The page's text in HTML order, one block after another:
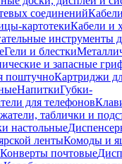
соединений
картотекиКабели и
инструменты
Гели и блестки
и запасные
поштучноКартриджи
НапиткиГубки-
для телефонов
таблички и
настольные
лентыКомоды и
Конверты почтовые